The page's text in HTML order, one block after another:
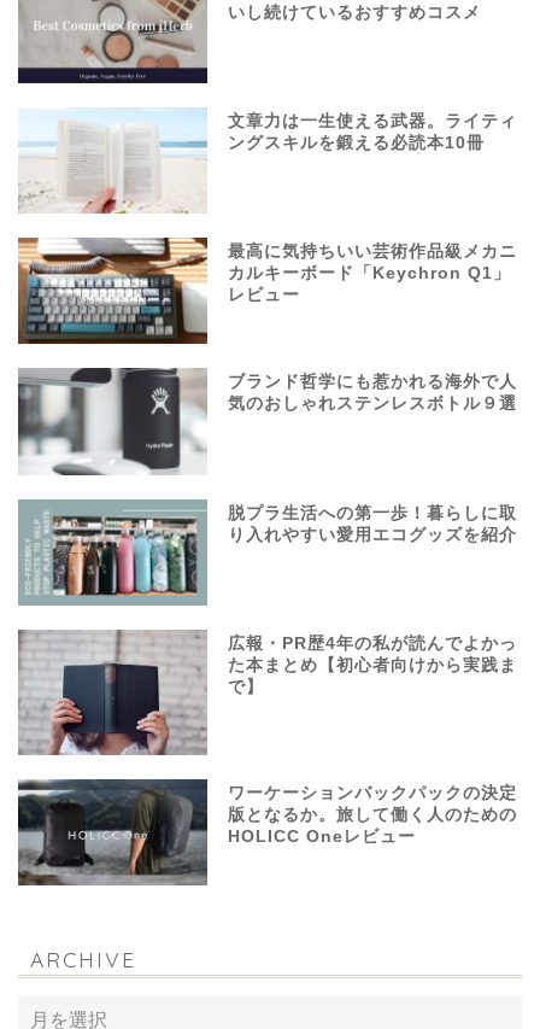
いし続けているおすすめコスメ
文章力は一生使える武器。ライティ
ングスキルを鍛える必読本10冊
最高に気持ちいい芸術作品級メカニ
カルキーボード「Keychron Q1」
レビュー
ブランド哲学にも惹かれる海外で人
気のおしゃれステンレスボトル９選
脱プラ生活への第一歩！暮らしに取
り入れやすい愛用エコグッズを紹介
広報・PR歴4年の私が読んでよかっ
た本まとめ【初心者向けから実践ま
で】
ワーケーションバックパックの決定
版となるか。旅して働く人のための
HOLICC Oneレビュー
ARCHIVE